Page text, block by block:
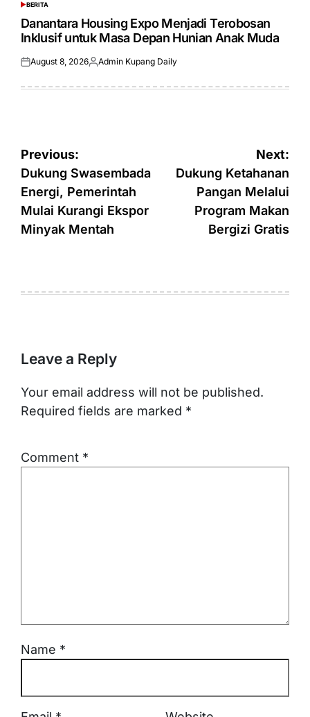
POSTED
IN
BERITA
Danantara Housing Expo Menjadi Terobosan
Inklusif untuk Masa Depan Hunian Anak Muda
Posted
August 8, 2026Posted
Admin Kupang Daily
Post
navigation
Previous:
Dukung Swasembada
Energi, Pemerintah
Mulai Kurangi Ekspor
Minyak Mentah
Next:
Dukung Ketahanan
Pangan Melalui
Program Makan
Bergizi Gratis
Leave a Reply
Your email address will not be published.
Required fields are marked *
Comment *
Name *